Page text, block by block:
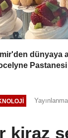
dünyaya
Pastanesi
kiraz